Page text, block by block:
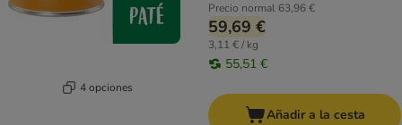
4 opciones
Precio normal 63,96 €
59,69 €
3,11 € / kg
55,51 €
Añadir a la cesta